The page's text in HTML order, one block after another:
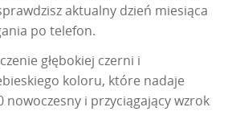
aktualny dzień miesiąca
po telefon.
głębokiej czerni i
koloru, które nadaje
nowoczesny i przyciągający wzrok